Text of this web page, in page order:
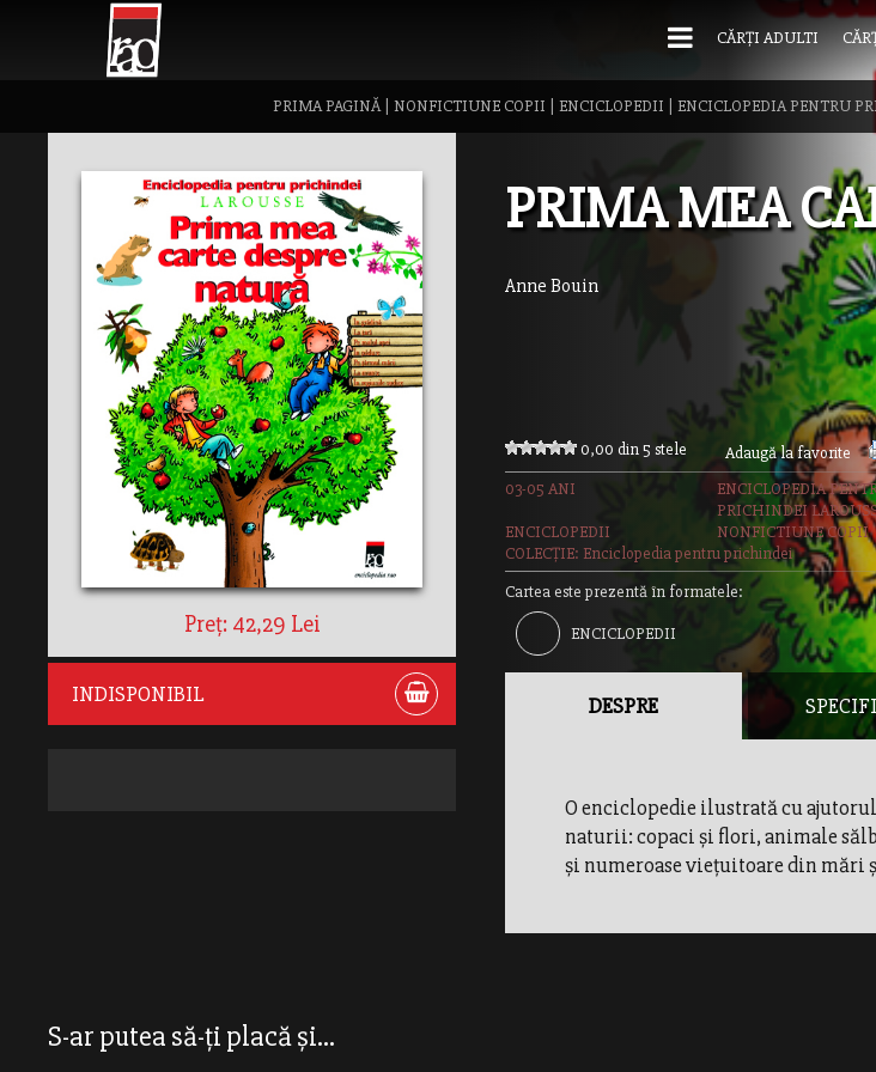
CĂRȚI ADULTI
PRIMA PAGINĂ| NONFICTIUNE COPII ENCICLOPEDII ENCICLOPEDIA PENTRU
Preț: 42,29 Lei
INDISPONIBIL
PRIMA MEA
Anne Bouin
0,00 din 5 stele Adaugă la favorite
03-05 ANI
ENCICLOPEDIA
PRICHINDEI
ENCICLOPEDII
NONFICTIUNE COPII
COLECȚIE: Enciclopedia pentru prichindei
Cartea este prezentă în formatele:
ENCICLOPEDII
DESPRE
O enciclopedie ilustrată cu
naturii: copaci şi flori, animale
şi numeroase vieţuitoare din mări
S-ar putea să-ți placă și...